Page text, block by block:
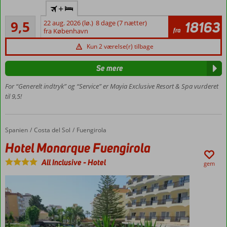
voksenhotel
–
aldersgrænse:
16 år
Ultra All
5 forskellige
restauranter
Wellness
Mulighed
up
9,5
Enestående
13
anmeldelser
+
22 aug. 2026 (lø.) 8 dage (7 nætter)
fra København
fra 18163
Kun 2 værelse(r) tilbage
For “Generelt indtryk” og “Service” er Mayia Exclusive Resort & Spa vurderet
til 9,5!
Se mere
Forside
Spanien Costa del Sol Fuengirola
Hotel Monarque Fuengirola
Hotel Monarque Fuengirola
All Inclusive-Hotel gem